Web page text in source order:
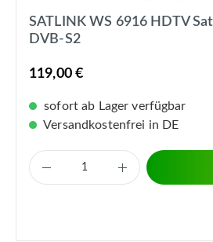
SATLINK WS 6916 HDTV
DVB-S2
119,00 €
sofort ab Lager verfügbar
Versandkostenfrei in DE